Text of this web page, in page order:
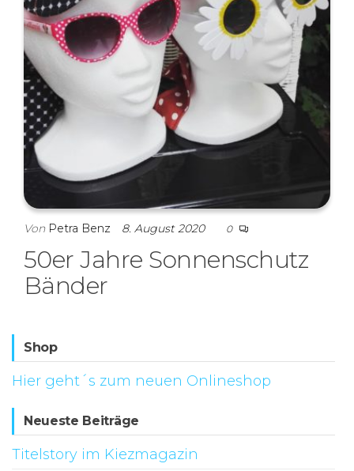
VonPetra Benz 8. August 2020 0
50er Jahre Sonnenschutz
Bänder
Shop
Hier geht´s zum neuen Onlineshop
Neueste Beiträge
Titelstory im Kiezmagazin